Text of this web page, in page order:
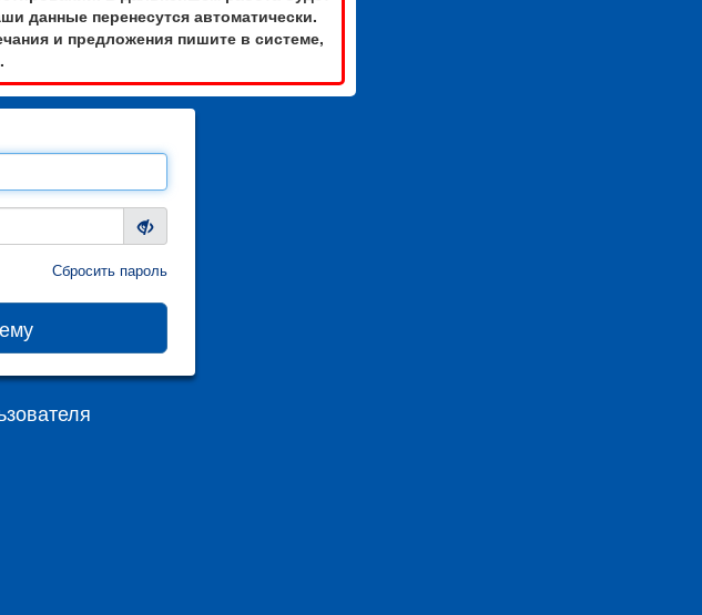
данные перенесутся автоматически.
и предложения пишите в системе,
Сбросить пароль